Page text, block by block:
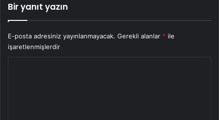
Bir yanıt yazın
E-posta adresiniz yayınlanmayacak. Gerekli alanlar * ile
işaretlenmişlerdir